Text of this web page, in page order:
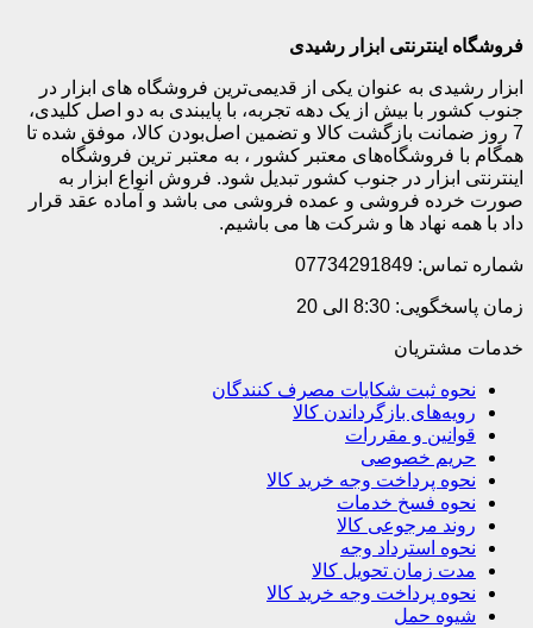
فروشگاه اینترنتی ابزار رشیدی
ابزار رشیدی به عنوان یکی از قدیمی‌ترین فروشگاه های ابزار در
جنوب کشور با بیش از یک دهه تجربه، با پایبندی به دو اصل کلیدی،
7 روز ضمانت بازگشت کالا و تضمین اصل‌بودن کالا، موفق شده تا
همگام با فروشگاه‌های معتبر کشور ، به معتبر ترین فروشگاه
اینترنتی ابزار در جنوب کشور تبدیل شود. فروش انواع ابزار به
صورت خرده فروشی و عمده فروشی می باشد و آماده عقد قرار
داد با همه نهاد ها و شرکت ها می باشیم.
شماره تماس: 07734291849
زمان پاسخگویی: 8:30 الی 20
خدمات مشتریان
نحوه ثبت شکایات مصرف کنندگان
رویه‌های بازگرداندن کالا
قوانین و مقررات
حریم خصوصی
نحوه پرداخت وجه خرید کالا
نحوه فسخ خدمات
روند مرجوعی کالا
نحوه استرداد وجه
مدت زمان تحویل کالا
نحوه پرداخت وجه خرید کالا
شیوه حمل